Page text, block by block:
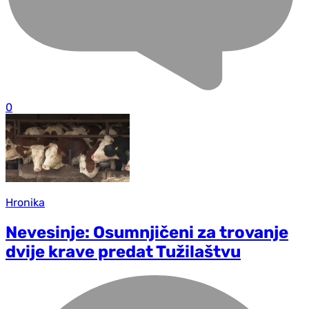
0
Hronika
Nevesinje: Osumnjičeni za trovanje
dvije krave predat Tužilaštvu